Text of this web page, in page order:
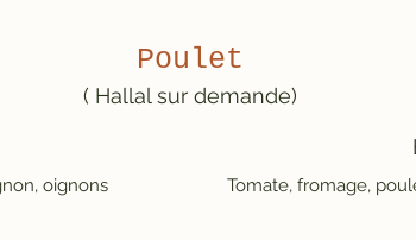
Poulet
( Hallal sur demande)
oignons Tomate, fromage,